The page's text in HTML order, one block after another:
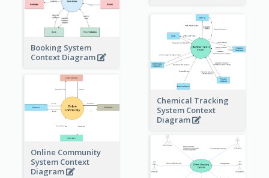
Booking System
Context Diagram
Chemical Tracking
System Context
Diagram
Online Community
System Context
Diagram